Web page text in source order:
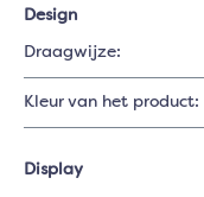
Design
Draagwijze:
Kleur van het product:
Display